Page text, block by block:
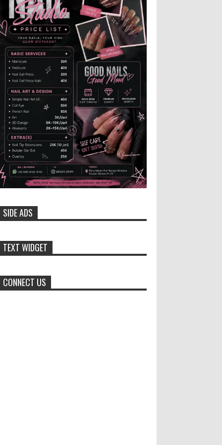
‎BLORA – Wakil Bupati Blora Hj.
Setyorini menghadiri Rapat Anggota
Tahunan (RAT) Kelompok Tani Hutan (KTH)
Masjid Baitur Mulyo yang dig...
Anggota Karang Taruna Urunan
Demi Nobar Indonesia Lawan
Vietnam
Pertandingan sepakbola antara
Tim Indonesia dan Vietnam tidak dilewatkan
begitu saha oleh penggemar bola, termasuk
karang taruna bahkan mere...
Santri Milenial Siap Sukseskan
Program PTSL
santri milenial, sehingga bisa turut
Menko Zulhas Wajibkan Program
Bahan Pangan dari Desa
BLORA - Menteri Koordinator
SIDE ADS
TEXT WIDGET
CONNECT US